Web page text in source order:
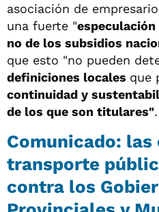
asociación de
una fuerte "
no de los subsidios
que esto "no pueden
definiciones locales que
continuidad y
de los que son titulares".
Comunicado: las
transporte
contra los